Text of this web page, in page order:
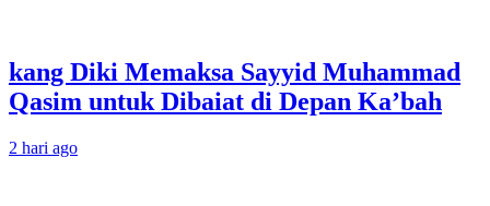
kang Diki Memaksa Sayyid Muhammad
Qasim untuk Dibaiat di Depan Ka’bah
2 hari ago